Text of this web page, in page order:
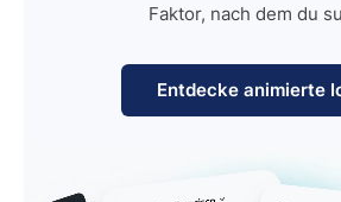
Faktor, nach dem du
Entdecke animierte